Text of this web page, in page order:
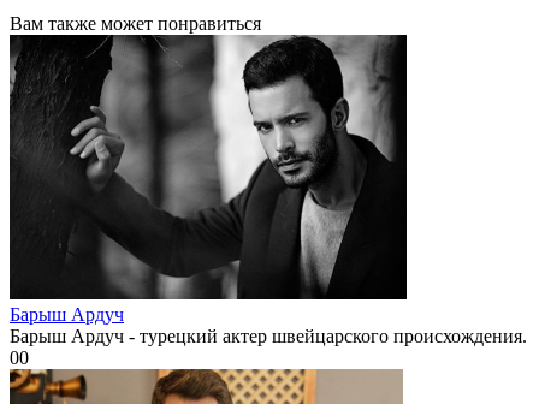
Вам также может понравиться
Барыш Ардуч
Барыш Ардуч - турецкий актер швейцарского происхождения.
00